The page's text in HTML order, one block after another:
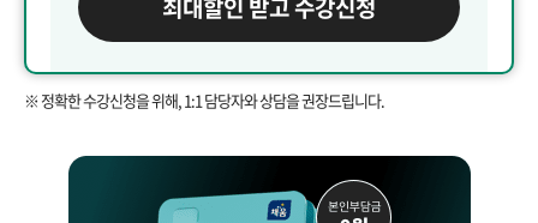
※ 정확한 수강신청을 위해, 1:1 담당자와 상담을 권장드립니다.